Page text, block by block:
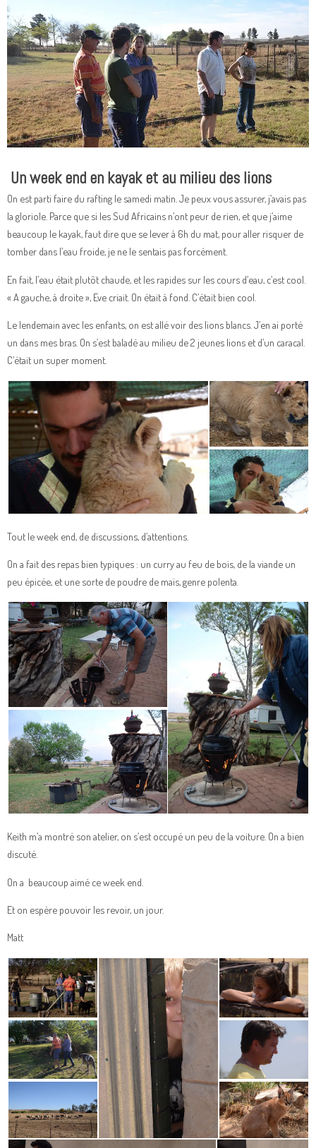
Un week end en kayak et au milieu des lions
On est parti faire du rafting le samedi matin. Je peux vous assurer, j’avais pas
la gloriole. Parce que si les Sud Africains n’ont peur de rien, et que j’aime
beaucoup le kayak, faut dire que se lever à 6h du mat, pour aller risquer de
tomber dans l’eau froide, je ne le sentais pas forcément.
En fait, l’eau était plutôt chaude, et les rapides sur les cours d’eau, c’est cool.
« A gauche, à droite », Eve criait. On était à fond. C’était bien cool.
Le lendemain avec les enfants, on est allé voir des lions blancs. J’en ai porté
un dans mes bras. On s’est baladé au milieu de 2 jeunes lions et d’un caracal.
C’était un super moment.
Tout le week end, de discussions, d’attentions.
On a fait des repas bien typiques : un curry au feu de bois, de la viande un
peu épicée, et une sorte de poudre de maïs, genre polenta.
Keith m’a montré son atelier, on s’est occupé un peu de la voiture. On a bien
discuté.
On a beaucoup aimé ce week end.
Et on espère pouvoir les revoir, un jour.
Matt